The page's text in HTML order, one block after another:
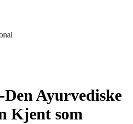
Ayurvediske
Kjent som